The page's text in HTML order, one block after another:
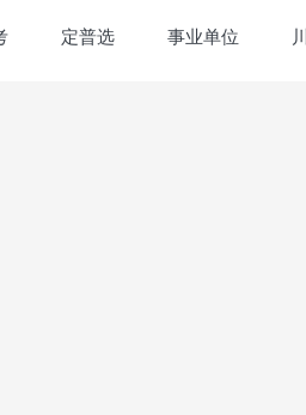
定普选 事业单位